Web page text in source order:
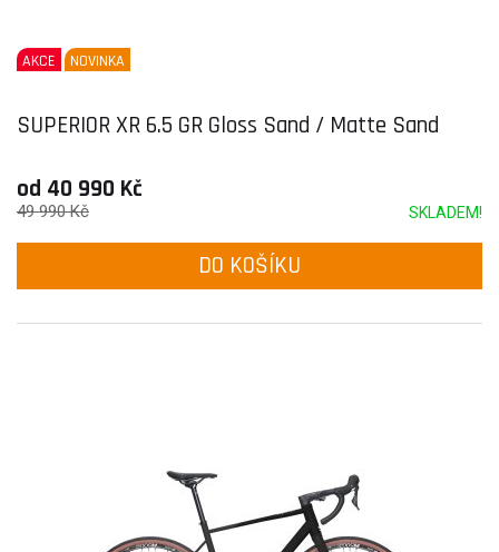
AKCE NOVINKA
SUPERIOR XR 6.5 GR Gloss Sand / Matte Sand
od 40 990 Kč
SKLADEM!
49 990 Kč
DO KOŠÍKU